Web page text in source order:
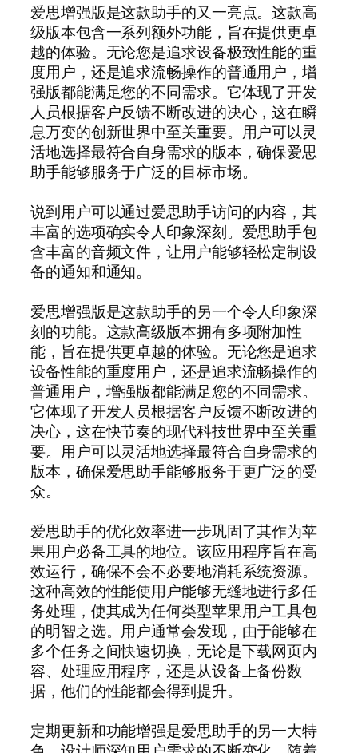
爱思增强版是这款助手的又一亮点。这款高
级版本包含一系列额外功能，旨在提供更卓
越的体验。无论您是追求设备极致性能的重
度用户，还是追求流畅操作的普通用户，增
强版都能满足您的不同需求。它体现了开发
人员根据客户反馈不断改进的决心，这在瞬
息万变的创新世界中至关重要。用户可以灵
活地选择最符合自身需求的版本，确保爱思
助手能够服务于广泛的目标市场。
说到用户可以通过爱思助手访问的内容，其
丰富的选项确实令人印象深刻。爱思助手包
含丰富的音频文件，让用户能够轻松定制设
备的通知和通知。
爱思增强版是这款助手的另一个令人印象深
刻的功能。这款高级版本拥有多项附加性
能，旨在提供更卓越的体验。无论您是追求
设备性能的重度用户，还是追求流畅操作的
普通用户，增强版都能满足您的不同需求。
它体现了开发人员根据客户反馈不断改进的
决心，这在快节奏的现代科技世界中至关重
要。用户可以灵活地选择最符合自身需求的
版本，确保爱思助手能够服务于更广泛的受
众。
爱思助手的优化效率进一步巩固了其作为苹
果用户必备工具的地位。该应用程序旨在高
效运行，确保不会不必要地消耗系统资源。
这种高效的性能使用户能够无缝地进行多任
务处理，使其成为任何类型苹果用户工具包
的明智之选。用户通常会发现，由于能够在
多个任务之间快速切换，无论是下载网页内
容、处理应用程序，还是从设备上备份数
据，他们的性能都会得到提升。
定期更新和功能增强是爱思助手的另一大特